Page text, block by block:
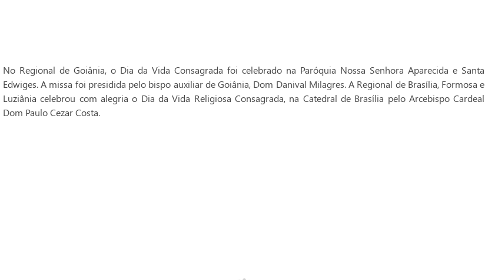
No Regional de Goiânia, o Dia da Vida Consagrada foi celebrado na Paróquia Nossa Senhora Aparecida e Santa
Edwiges. A missa foi presidida pelo bispo auxiliar de Goiânia, Dom Danival Milagres. A Regional de Brasília, Formosa e
Luziânia celebrou com alegria o Dia da Vida Religiosa Consagrada, na Catedral de Brasília pelo Arcebispo Cardeal
Dom Paulo Cezar Costa.